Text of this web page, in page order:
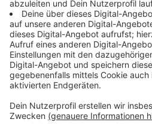
Aufklärungsquote
besonders gut
Anzeige
Außerdem wird am Sonntag
an der sich jeder Tipps abholen